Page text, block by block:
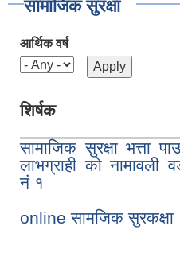
सामाजिक सुरक्षा
आर्थिक वर्ष
शिर्षक
सामाजिक सुरक्षा भत्ता
लाभग्राही को नामावली
नं १
online सामजिक सुरकक्षा